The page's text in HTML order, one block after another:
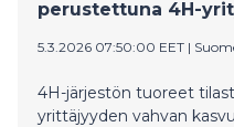
perustettuna 4H-
5.3.2026 07:50:00 EET |
4H-järjestön tuoreet
yrittäjyyden vahvan